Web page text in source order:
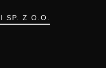
SP. Z O.O.